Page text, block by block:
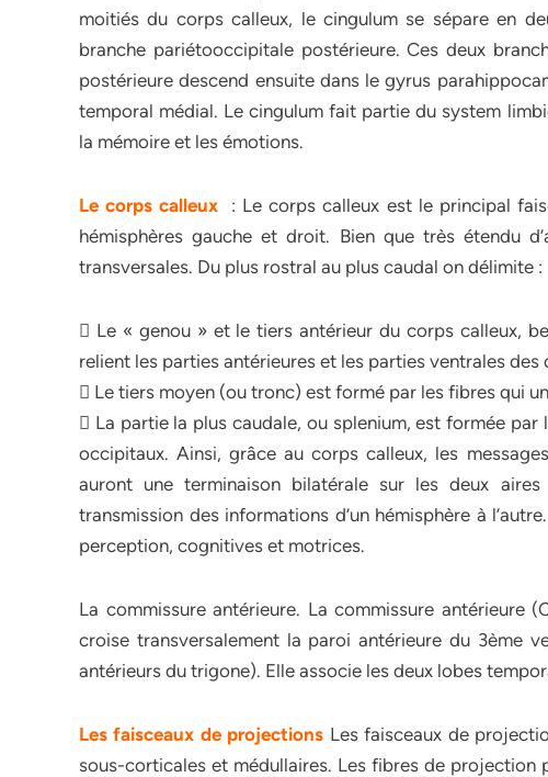
moitiés du corps calleux, le cingulum se sépare en
branche pariétooccipitale postérieure. Ces deux
postérieure descend ensuite dans le gyrus
temporal médial. Le cingulum fait partie du system
la mémoire et les émotions.
Le corps calleux : Le corps calleux est le principal
hémisphères gauche et droit. Bien que très étendu
transversales. Du plus rostral au plus caudal on délimite :
 Le « genou » et le tiers antérieur du corps calleux,
relient les parties antérieures et les parties ventrales des
 Le tiers moyen (ou tronc) est formé par les fibres qui
 La partie la plus caudale, ou splenium, est formée
occipitaux. Ainsi, grâce au corps calleux, les
auront une terminaison bilatérale sur les deux
transmission des informations d’un hémisphère à
perception, cognitives et motrices.
La commissure antérieure. La commissure antérieure
croise transversalement la paroi antérieure du 3ème
antérieurs du trigone). Elle associe les deux lobes
Les faisceaux de projections Les faisceaux de
sous-corticales et médullaires. Les fibres de projection